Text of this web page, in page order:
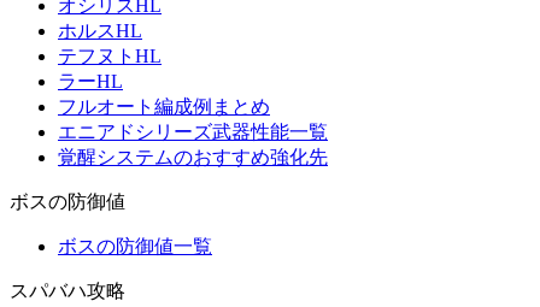
オシリスHL
ホルスHL
テフヌトHL
ラーHL
フルオート編成例まとめ
エニアドシリーズ武器性能一覧
覚醒システムのおすすめ強化先
ボスの防御値
ボスの防御値一覧
スパバハ攻略